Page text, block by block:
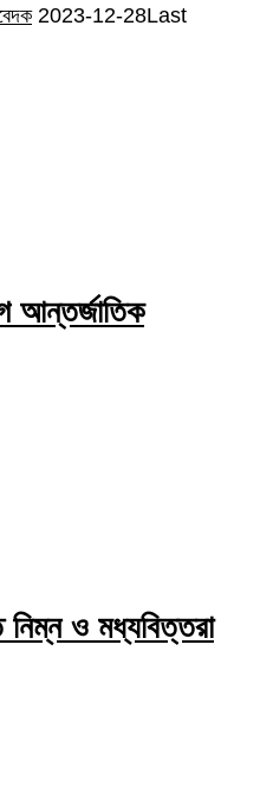
2023-12-28Last
আন্তর্জাতিক
নিম্ন ও মধ্যবিত্তরা